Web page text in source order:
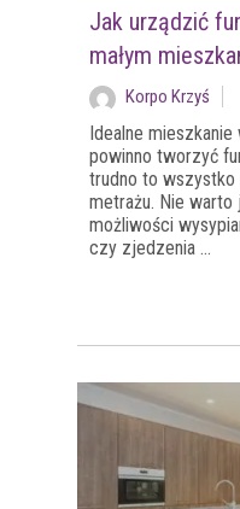
Jak urządzić
małym
Korpo Krzyś
Idealne
powinno tworzyć
trudno to wszystko
metrażu. Nie warto
możliwości
czy zjedzenia ...